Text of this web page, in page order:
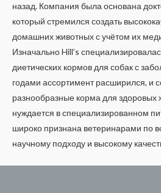
назад. Компания была основана
который стремился создать
домашних животных с учётом их
Изначально Hill’s
диетических кормов для собак с
годами ассортимент расширился, и
разнообразные корма для здоровых
нуждается в специализированном
широко признана ветеринарами по
научному подходу и высокому